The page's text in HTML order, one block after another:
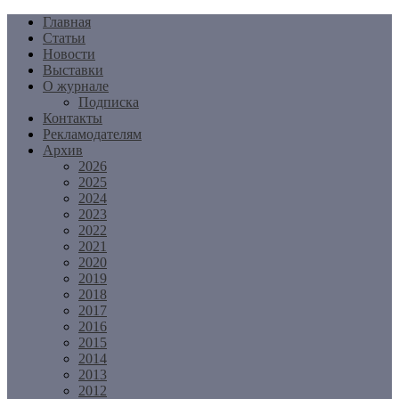
Перейти
содержимому
Главная
Статьи
Новости
Выставки
О журнале
Подписка
Контакты
Рекламодателям
Архив
2026
2025
2024
2023
2022
2021
2020
2019
2018
2017
2016
2015
2014
2013
2012